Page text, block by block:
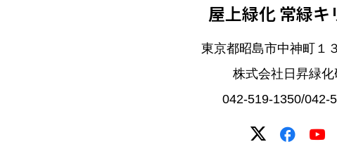
屋上緑化 常緑キ
東京都昭島市中神町１
株式会社日昇緑
042-519-1350/042-